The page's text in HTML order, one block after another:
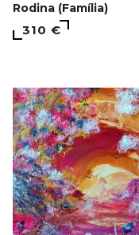
Rodina (Família)
310 €